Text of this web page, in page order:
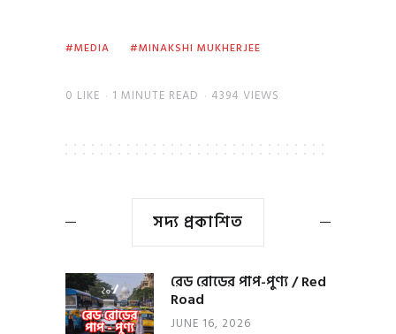
MEDIA MINAKSHI MUKHERJEE
0 LIKE 1 MINUTE READ 4394 VIEWS
সদ্য প্রকাশিত
রেড রোডের পাপ-পুণ্য / Red
Road
JUNE 16, 2026